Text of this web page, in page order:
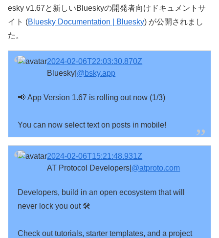
esky v1.67と新しいBlueskyの開発者向けドキュメントサ
イト (Bluesky Documentation | Bluesky) が公開されまし
た。
2024-02-06T22:03:30.870Z
Bluesky| @bsky.app
📢 App Version 1.67 is rolling out now (1/3)
You can now select text on posts in mobile!
2024-02-06T15:21:48.931Z
AT Protocol Developers| @atproto.com
Developers, build in an open ecosystem that will
never lock you out 🛠️
Check out tutorials, starter templates, and a project